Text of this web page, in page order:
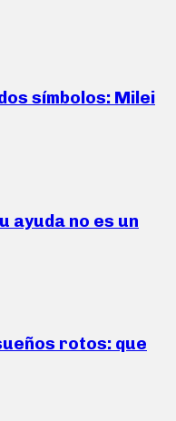
símbolos: Milei
ayuda no es un
rotos: que